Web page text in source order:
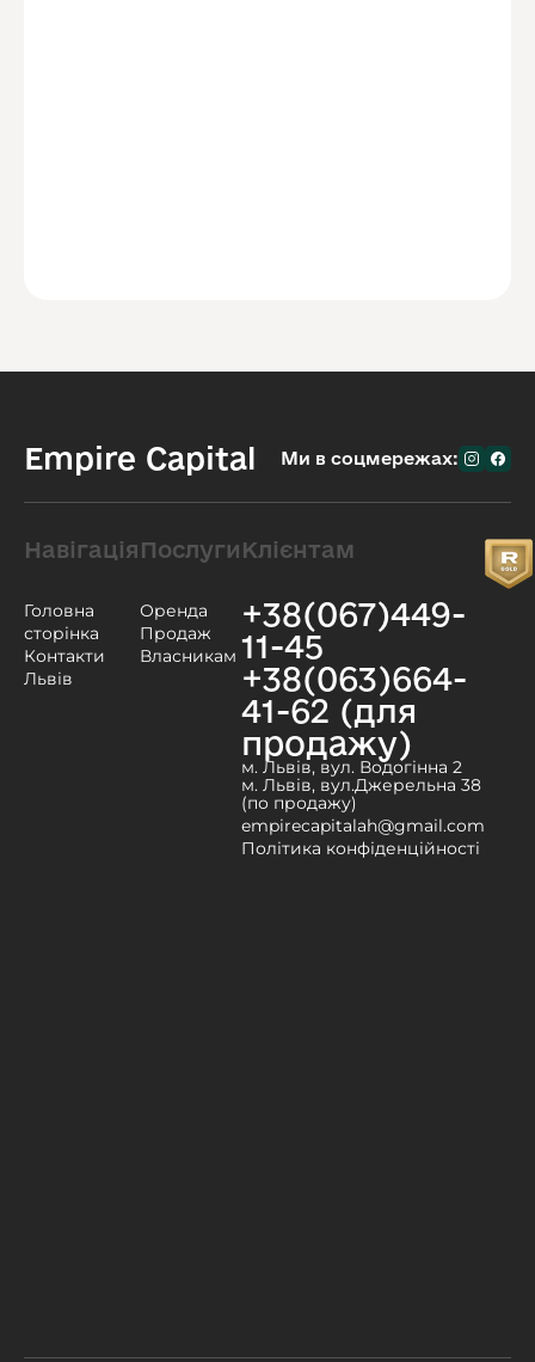
Empire Capital Ми в соцмережах:
Навігація
Головна
сторінка
Контакти
Львів
Послуги
Оренда
Продаж
Власникам
Клієнтам
+38(067)449-
11-45
+38(063)664-
41-62 (для
продажу)
м. Львів, вул. Водогінна 2
м. Львів, вул.Джерельна 38
(по продажу)
empirecapitalah@gmail.com
Політика конфіденційності